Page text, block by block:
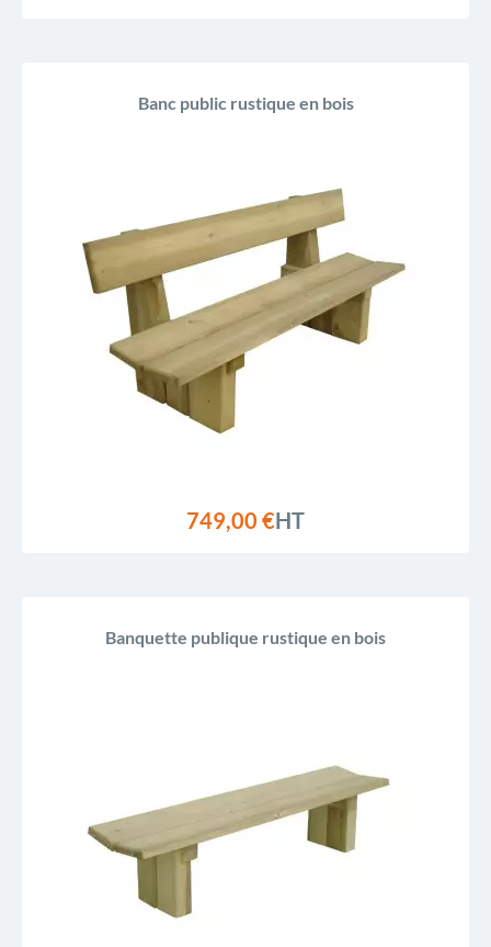
Banc public rustique en bois
749,00 €HT
Banquette publique rustique en bois